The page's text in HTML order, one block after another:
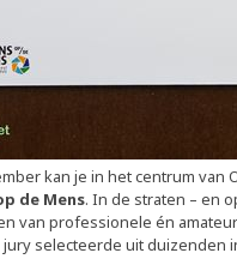
kan je in het centrum
de Mens. In de straten – en
van professionele én
jury selecteerde uit